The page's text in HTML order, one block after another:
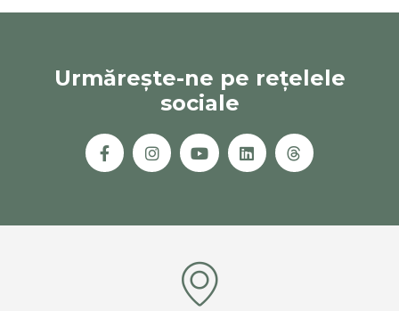
Urmărește-ne pe rețelele
sociale